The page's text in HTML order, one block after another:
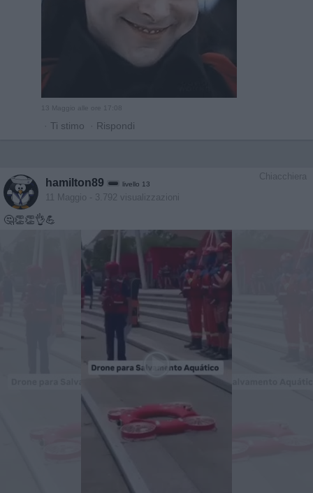
13 Maggio alle ore 17:08
· Ti stimo · Rispondi
Chiacchiera
hamilton89 livello 13
11 Maggio - 3.792 visualizzazioni
🤔👏👏👌💪